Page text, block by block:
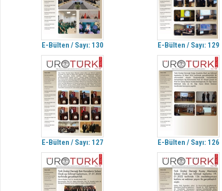
E-Bülten / Sayı: 130 E-Bülten / Sayı: 129
E-Bülten / Sayı: 127 E-Bülten / Sayı: 126